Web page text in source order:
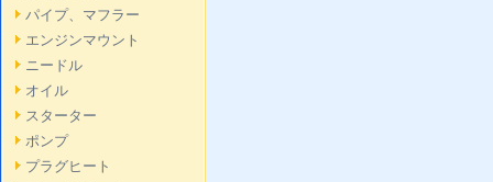
パイプ、マフラー
エンジンマウント
ニードル
オイル
スターター
ポンプ
プラグヒート